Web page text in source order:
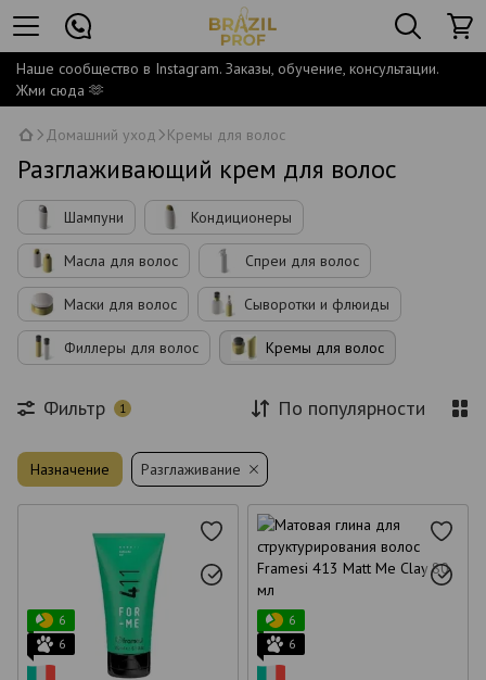
Наше сообщество в Instagram. Заказы, обучение, консультации.
Жми сюда 🫶
Домашний уход Кремы для волос
Разглаживающий крем для волос
Шампуни Кондиционеры
Масла для волос Спреи для волос
Маски для волос Сыворотки и флюиды
Филлеры для волос Кремы для волос
Фильтр 1 По популярности
Назначение Разглаживание
6
6
6
6